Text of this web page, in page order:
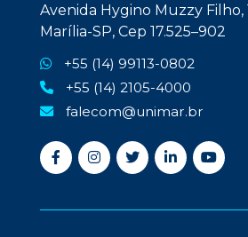
Avenida Hygino Muzzy Filho,
Marília-SP, Cep 17.525–902
+55 (14) 99113-0802
+55 (14) 2105-4000
falecom@unimar.br